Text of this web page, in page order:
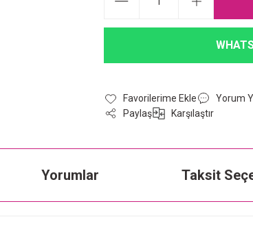
Yorum
Paylaş
Karşılaştır
Yorumlar Taksit